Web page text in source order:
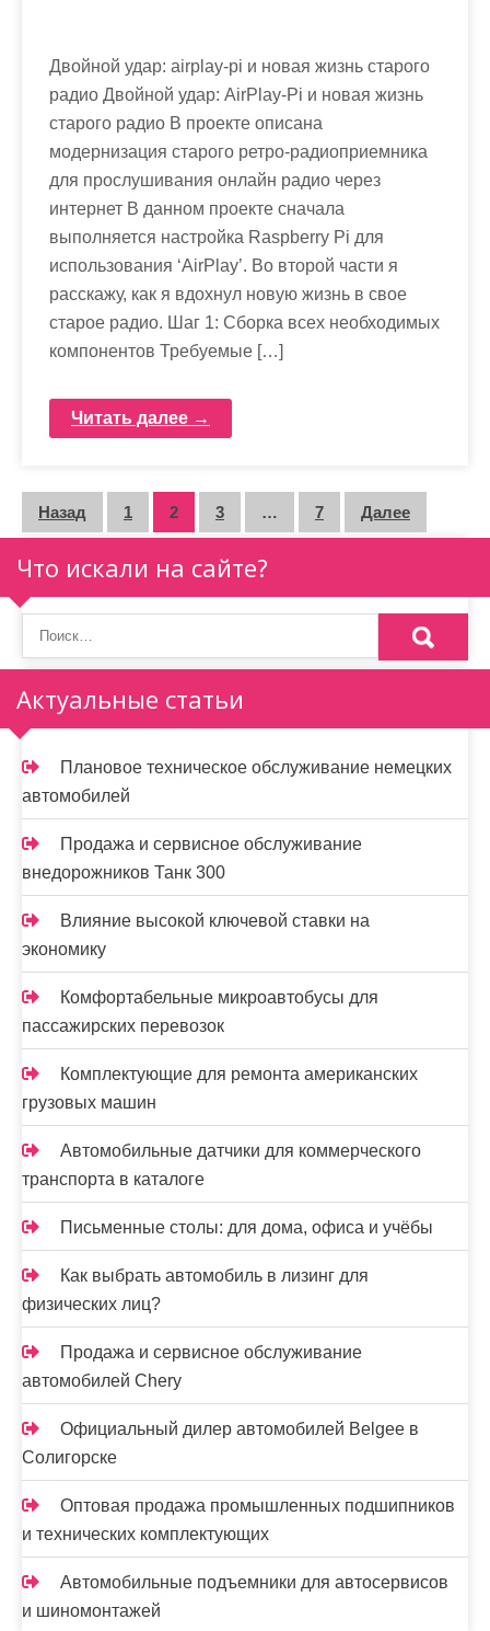
Двойной удар: airplay-pi и новая жизнь старого
радио Двойной удар: AirPlay-Pi и новая жизнь
старого радио В проекте описана
модернизация старого ретро-радиоприемника
для прослушивания онлайн радио через
интернет В данном проекте сначала
выполняется настройка Raspberry Pi для
использования ‘AirPlay’. Во второй части я
расскажу, как я вдохнул новую жизнь в свое
старое радио. Шаг 1: Сборка всех необходимых
компонентов Требуемые […]
Читать далее →
П
а
г
и
н
а
ц
и
я
з
а
п
и
с
е
й
Назад 1 2 3 … 7 Далее
Что искали на сайте?
Актуальные статьи
Плановое техническое обслуживание немецких
автомобилей
Продажа и сервисное обслуживание
внедорожников Танк 300
Влияние высокой ключевой ставки на
экономику
Комфортабельные микроавтобусы для
пассажирских перевозок
Комплектующие для ремонта американских
грузовых машин
Автомобильные датчики для коммерческого
транспорта в каталоге
Письменные столы: для дома, офиса и учёбы
Как выбрать автомобиль в лизинг для
физических лиц?
Продажа и сервисное обслуживание
автомобилей Chery
Официальный дилер автомобилей Belgee в
Солигорске
Оптовая продажа промышленных подшипников
и технических комплектующих
Автомобильные подъемники для автосервисов
и шиномонтажей